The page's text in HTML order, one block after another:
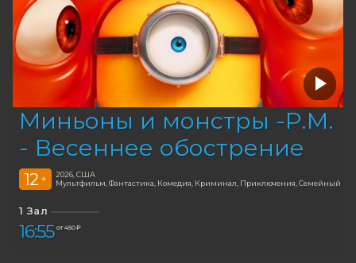
Миньоны и монстры -Р.М.
- Весеннее обострение
12 +
2026, США
Мультфильм, Фантастика, Комедия, Криминал, Приключения, Семейный
1 Зал
16:55 от 450 ₽